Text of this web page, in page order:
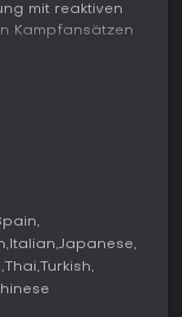
mit reaktiven
Kampfansätzen
durch
oder die
Implantaten, die
verändern. Die
und
Italian Japanese
Thai Turkish